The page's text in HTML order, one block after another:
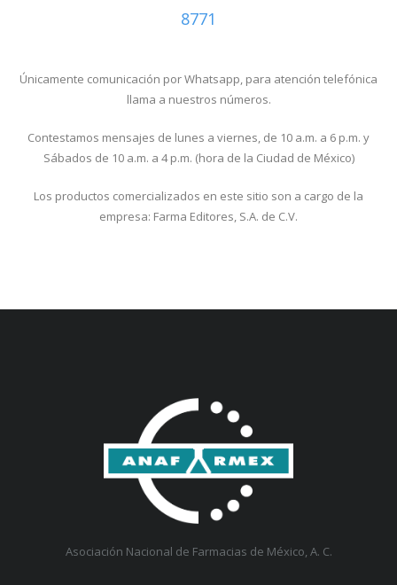
8771
Únicamente comunicación por Whatsapp, para atención telefónica
llama a nuestros números.
Contestamos mensajes de lunes a viernes, de 10 a.m. a 6 p.m. y
Sábados de 10 a.m. a 4 p.m. (hora de la Ciudad de México)
Los productos comercializados en este sitio son a cargo de la
empresa: Farma Editores, S.A. de C.V.
Asociación Nacional de Farmacias de México, A. C.